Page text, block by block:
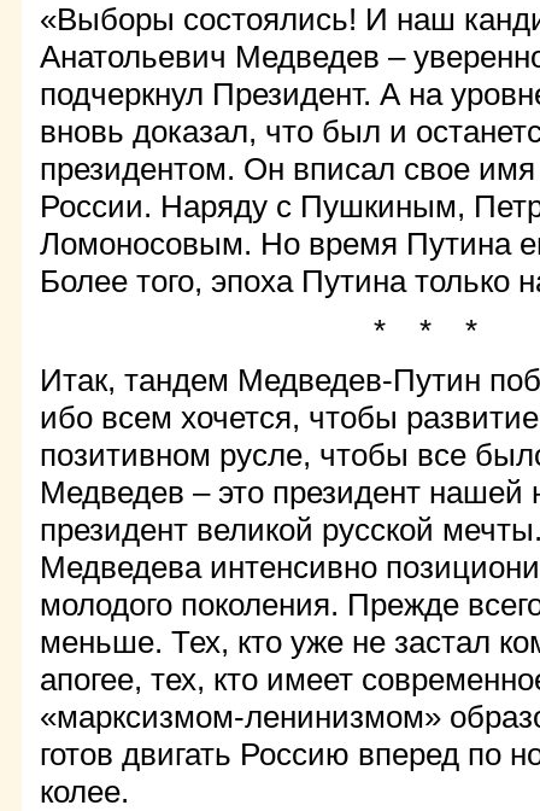
«Выборы состоялись! И наш
Анатольевич Медведев –
подчеркнул Президент. А на
вновь доказал, что был и
президентом. Он вписал свое
России. Наряду с Пушкиным,
Ломоносовым. Но время Путина
Более того, эпоха Путина только
* * *
Итак, тандем Медведев-Путин
ибо всем хочется, чтобы
позитивном русле, чтобы все
Медведев – это президент
президент великой русской
Медведева интенсивно
молодого поколения. Прежде
меньше. Тех, кто уже не застал
апогее, тех, кто имеет
«марксизмом-ленинизмом»
готов двигать Россию вперед по
колее.